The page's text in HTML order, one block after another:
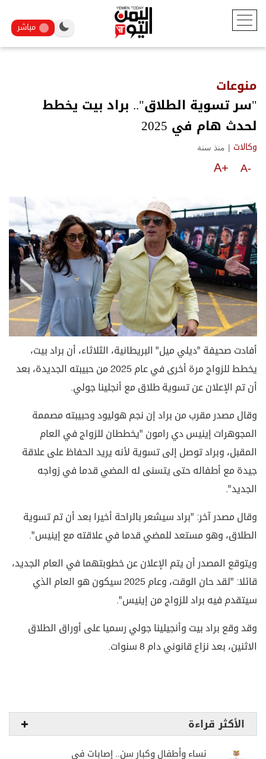
مباشر
منوعات
"سر تسوية الطلاق".. براد بيت يخطط
لحدث هام في 2025
وكالات | منذ سنة
A-
A+
أفادت صحيفة "ديلي ميل" البريطانية، الثلاثاء، أن براد بيت،
يخطط للزواج مرة أخرى في عام 2025 من حبيبته الجديدة، بعد
أن تم الإعلان عن تسوية طلاق مع أنجلينا جولي.
وقال مصدر مقرب من براد إن نجم هوليود وحبيبته مصممة
المجوهرات إينيس دي رامون "يخططان للزواج في العام
المقبل، وبراد توصل إلى تسوية لأنه يريد الحفاظ على علاقة
جيدة مع أطفاله حتى يتسنى له المضي قدما في زواجه
الجديد".
وقال مصدر آخر: "براد سيشعر بالراحة أخيرا بعد أن تم تسوية
الطلاق، وهو مستعد للمضي قدما في علاقته مع إينيس".
ويتوقع المصدر أن يتم الإعلان عن خطوبتهما في العام الجديد،
قائلا: "لقد حان الوقت، وعام 2025 سيكون هو العام الذي
سيتقدم فيه براد للزواج من إينيس".
وقد وقع براد بيت وأنجيلينا جولي رسميا على أوراق الطلاق
الاثنين، بعد نزاع قانوني دام 8 سنوات.
الأكثر قراءة
نساء وأطفال وكبار سن.. إصابات في